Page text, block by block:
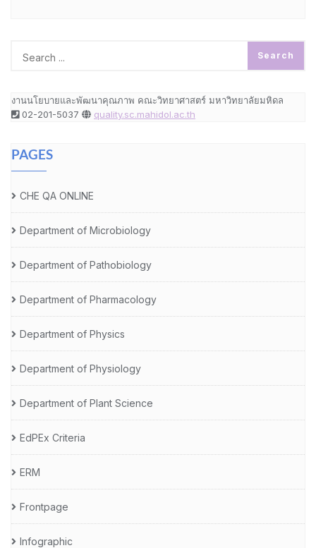
งานนโยบายและพัฒนาคุณภาพ คณะวิทยาศาสตร์ มหาวิทยาลัยมหิดล
02-201-5037
quality.sc.mahidol.ac.th
PAGES
CHE QA ONLINE
Department of Microbiology
Department of Pathobiology
Department of Pharmacology
Department of Physics
Department of Physiology
Department of Plant Science
EdPEx Criteria
ERM
Frontpage
Infographic